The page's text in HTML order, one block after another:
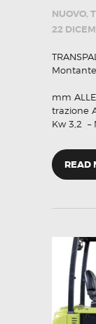
NUOVO,
22
mm
trazione
Kw 3,2 –
READ